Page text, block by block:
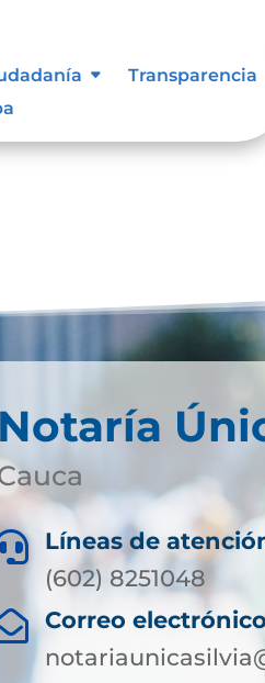
Transparencia
Notaría
Líneas de
(602) 8251048
Correo